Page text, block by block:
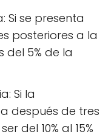
Si se presenta
posteriores a la
del 5% de la
Si la
después de tres
del 10% al 15%